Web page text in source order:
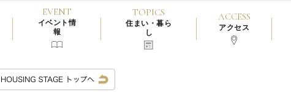
EVENT
イベント情
報
TOPICS
住まい・暮ら
し
ACCESS
アクセス